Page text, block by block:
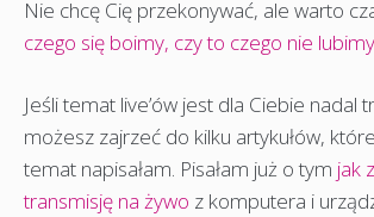
Nie chcę Cię przekonywać, ale warto
czego się boimy, czy to czego nie
Jeśli temat live’ów jest dla Ciebie nadal
możesz zajrzeć do kilku artykułów,
temat napisałam. Pisałam już o tym jak
transmisję na żywo z komputera i